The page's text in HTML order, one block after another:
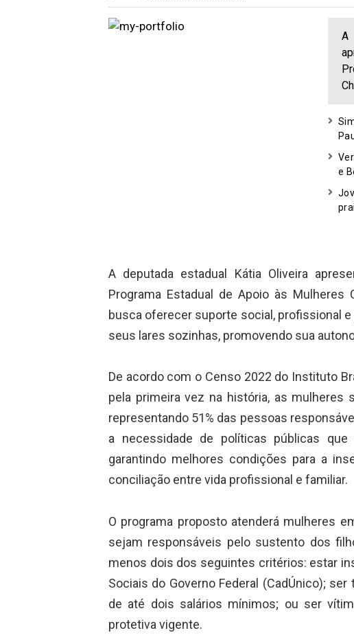
A
e
A deputada estadual Kátia Oliveira
Programa Estadual de Apoio às Mulheres
busca oferecer suporte social, profissional
seus lares sozinhas, promovendo sua
De acordo com o Censo 2022 do Instituto
pela primeira vez na história, as mulheres
representando 51% das pessoas
a necessidade de políticas públicas
garantindo melhores condições para a
conciliação entre vida profissional e familiar.
O programa proposto atenderá mulheres
sejam responsáveis pelo sustento dos
menos dois dos seguintes critérios: estar
Sociais do Governo Federal (CadÚnico);
de até dois salários mínimos; ou ser
protetiva vigente.